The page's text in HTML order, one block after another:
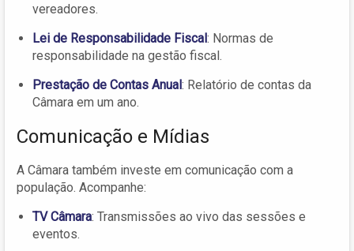
vereadores.
Lei de Responsabilidade Fiscal: Normas de
responsabilidade na gestão fiscal.
Prestação de Contas Anual: Relatório de contas da
Câmara em um ano.
Comunicação e Mídias
A Câmara também investe em comunicação com a
população. Acompanhe:
TV Câmara: Transmissões ao vivo das sessões e
eventos.